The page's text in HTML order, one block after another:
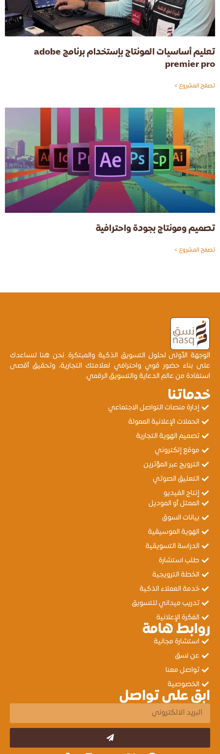
تعليم أساسيات المونتاج بإستخدام برنامج adobe
premier pro
تصفح المشروع »
تصميم ومونتاج بجودة واحترافية
تصفح المشروع »
الوجهة الأولى لحلول التسويق الذكية والمبتكرة. نحن هنا لنساعدك
على بناء حضور قوي واحترافي لعلامتك التجارية، وتحقيق أقصى
استفادة من عالم الدعاية والتسويق الرقمي.
خدماتنا
إدارة منصات التواصل الاجتماعي
الحملات الإعلانية الممولة
تصميم الهوية التجارية
موقع إلكتروني
الترويج عبر المؤثرين
التعليق الصوتي
إنتاج الفيديو
الممثل أو الموديل
بيانات السوق
الهوية الموسيقية
الدراسة التسويقية
طلب استشارة
الخطة الترويجية
خدمة العملاء الذكية
تدريب ميداني للتسويق
الفكرة الإعلانية
روابط هامة
استشارة مجانية
عن نسق
تواصل معنا
الخصوصية
ابق على تواصل